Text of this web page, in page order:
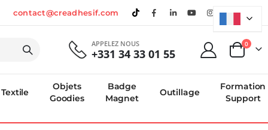
contact@creadhesif.com
APPELEZ NOUS
+331 34 33 01 55 Panier
0
Textile
Objets
Goodies
Badge
Magnet
Outillage
Formation
Support